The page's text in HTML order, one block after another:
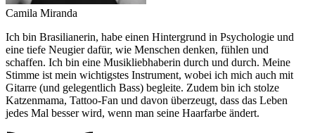
Camila Miranda
Ich bin Brasilianerin, habe einen Hintergrund in Psychologie und
eine tiefe Neugier dafür, wie Menschen denken, fühlen und
schaffen. Ich bin eine Musikliebhaberin durch und durch. Meine
Stimme ist mein wichtigstes Instrument, wobei ich mich auch mit
Gitarre (und gelegentlich Bass) begleite. Zudem bin ich stolze
Katzenmama, Tattoo-Fan und davon überzeugt, dass das Leben
jedes Mal besser wird, wenn man seine Haarfarbe ändert.